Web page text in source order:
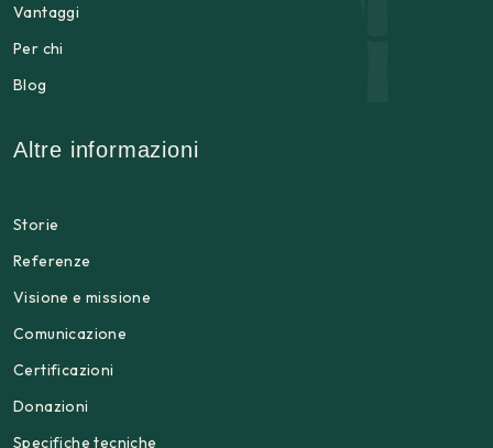
Vantaggi
Per chi
Blog
Altre informazioni
Storie
Referenze
Visione e missione
Comunicazione
Certificazioni
Donazioni
Specifiche tecniche